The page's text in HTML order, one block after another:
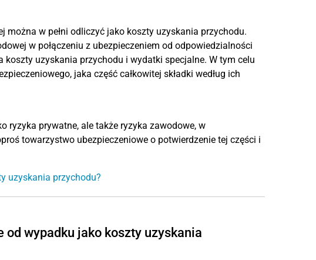
można w pełni odliczyć jako koszty uzyskania przychodu.
w połączeniu z ubezpieczeniem od odpowiedzialności
uzyskania przychodu i wydatki specjalne. W tym celu
jaka część całkowitej składki według ich
ryzyka prywatne, ale także ryzyka zawodowe, w
towarzystwo ubezpieczeniowe o potwierdzenie tej części i
uzyskania przychodu?
od wypadku jako koszty uzyskania